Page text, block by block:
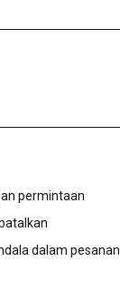
permintaan
dalam pesanan